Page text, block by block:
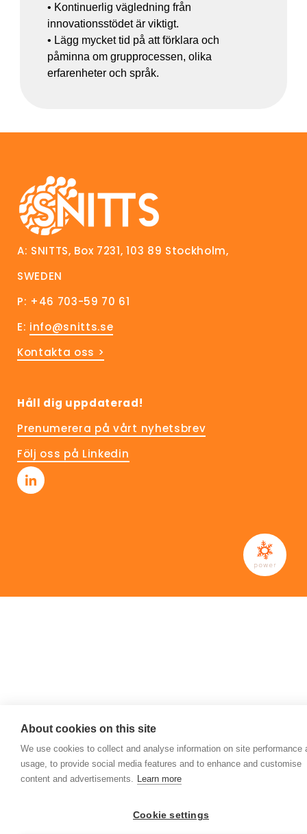
• Kontinuerlig vägledning från
innovationsstödet är viktigt.
• Lägg mycket tid på att förklara och
påminna om grupprocessen, olika
erfarenheter och språk.
A: SNITTS, Box 7231, 103 89 Stockholm,
SWEDEN
P: +46 703-59 70 61
E: info@snitts.se
Kontakta oss >
Håll dig uppdaterad!
Prenumerera på vårt nyhetsbrev
Följ oss på Linkedin
About cookies on this site
We use cookies to collect and analyse information on site performance
usage, to provide social media features and to enhance and customise
content and advertisements. Learn more
Cookie settings